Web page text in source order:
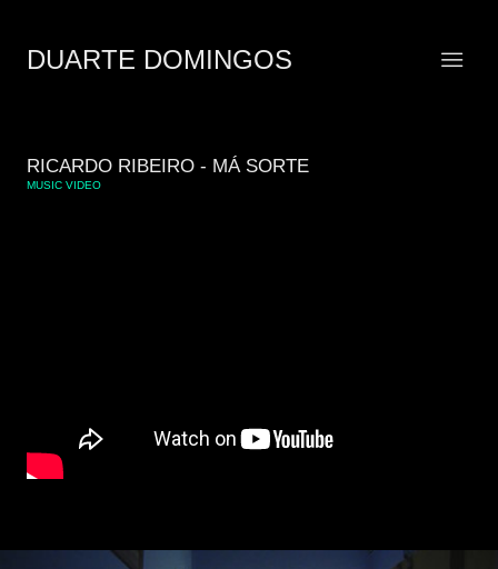
DUARTE DOMINGOS
RICARDO RIBEIRO - MÁ SORTE
MUSIC VIDEO